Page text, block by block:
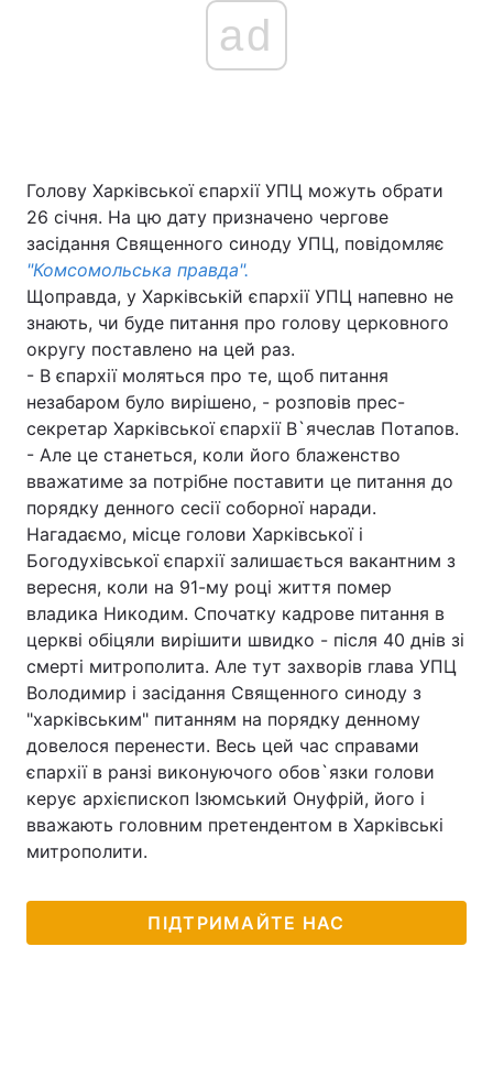
Головна Війна
Україна
Економіка Світ
Спорт Наука
Техно і зв'язок Лайт
Зброя
Здоров'я Туризм
Цікавинки Погода
ad
Голову Харківської єпархії УПЦ можуть обрати
26 січня. На цю дату призначено чергове
засідання Священного синоду УПЦ, повідомляє
"Комсомольська правда".
Щоправда, у Харківській єпархії УПЦ напевно не
знають, чи буде питання про голову церковного
округу поставлено на цей раз.
- В єпархії моляться про те, щоб питання
незабаром було вирішено, - розповів прес-
секретар Харківської єпархії В`ячеслав Потапов.
- Але це станеться, коли його блаженство
вважатиме за потрібне поставити це питання до
порядку денного сесії соборної наради.
Нагадаємо, місце голови Харківської і
Богодухівської єпархії залишається вакантним з
вересня, коли на 91-му році життя помер
владика Никодим. Спочатку кадрове питання в
церкві обіцяли вирішити швидко - після 40 днів зі
смерті митрополита. Але тут захворів глава УПЦ
Володимир і засідання Священного синоду з
"харківським" питанням на порядку денному
довелося перенести. Весь цей час справами
єпархії в ранзі виконуючого обов`язки голови
керує архієпископ Ізюмський Онуфрій, його і
вважають головним претендентом в Харківські
митрополити.
ПІДТРИМАЙТЕ НАС